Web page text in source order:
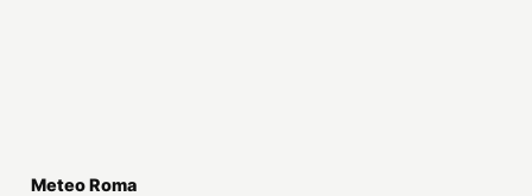
Meteo Roma